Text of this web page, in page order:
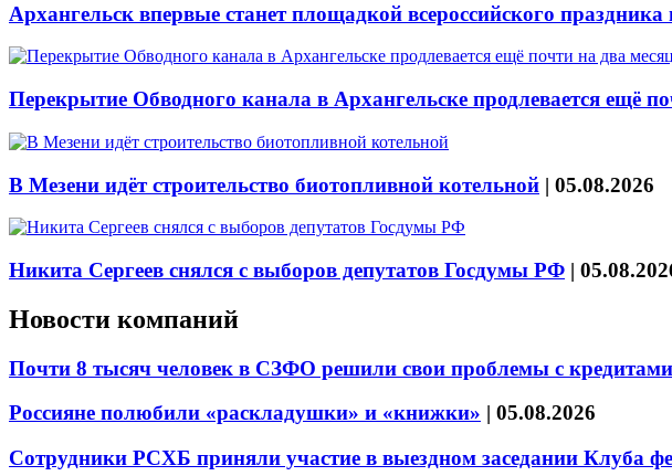
Архангельск впервые станет площадкой всероссийского праздника
Перекрытие Обводного канала в Архангельске продлевается ещё
В Мезени идёт строительство биотопливной котельной | 05.08.2026
Никита Сергеев снялся с выборов депутатов Госдумы РФ |
Новости компаний
Почти 8 тысяч человек в СЗФО решили свои проблемы с
Россияне полюбили «раскладушки» и «книжки» | 05.08.2026
Сотрудники РСХБ приняли участие в выездном заседании Клуба